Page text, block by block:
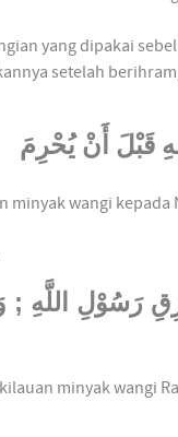
yang dipakai
setelah
قَبْلَ أَنْ يُحْرِمَ
wangi kepada
رَسُوْلِ اللَّهِ ;
minyak wangi